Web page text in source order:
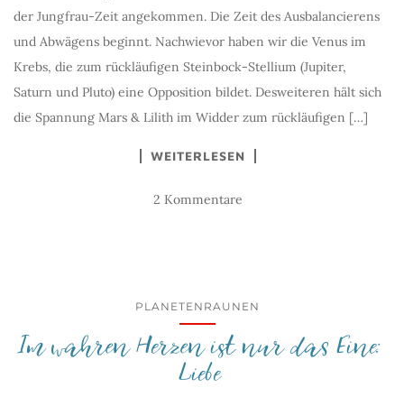
der Jungfrau-Zeit angekommen. Die Zeit des Ausbalancierens
und Abwägens beginnt. Nachwievor haben wir die Venus im
Krebs, die zum rückläufigen Steinbock-Stellium (Jupiter,
Saturn und Pluto) eine Opposition bildet. Desweiteren hält sich
die Spannung Mars & Lilith im Widder zum rückläufigen […]
WEITERLESEN
2 Kommentare
PLANETENRAUNEN
Im wahren Herzen ist nur das Eine:
Liebe